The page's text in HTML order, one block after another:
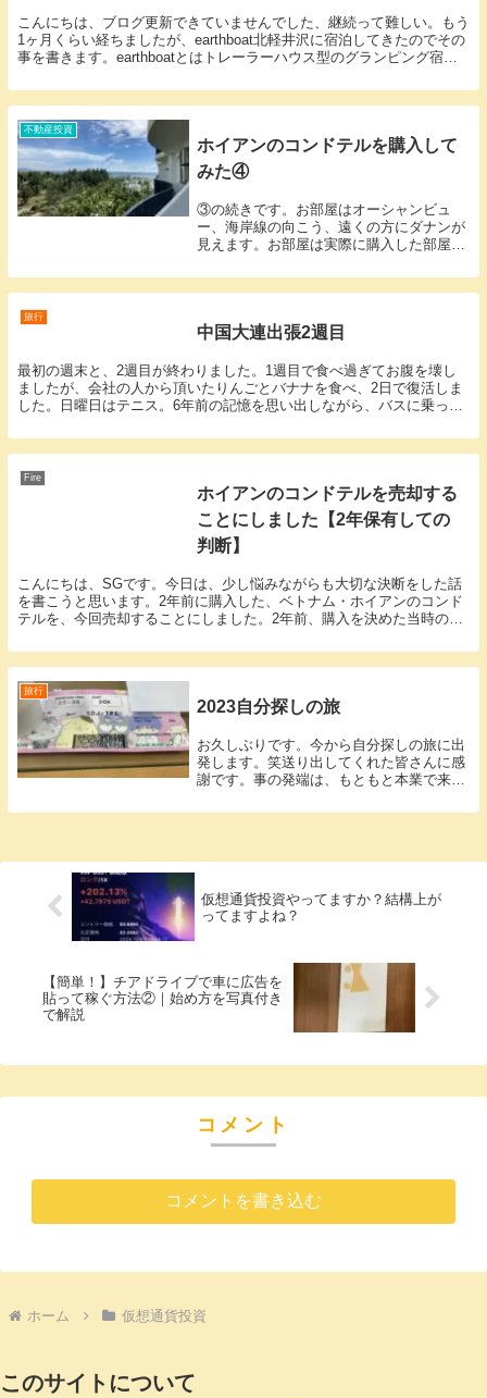
こんにちは、ブログ更新できていませんでした、継続って難しい。もう
1ヶ月くらい経ちましたが、earthboat北軽井沢に宿泊してきたのでその
事を書きます。earthboatとはトレーラーハウス型のグランピング宿泊
不動産投資
ホイアンのコンドテルを購入して
みた④
③の続きです。お部屋はオーシャンビュ
ー、海岸線の向こう、遠くの方にダナンが
見えます。お部屋は実際に購入した部屋
っていて、宿泊できず、少し狭いスタジオ
タイプのお部屋でした。それでも全然問題
旅行
中国大連出張2週目
最初の週末と、2週目が終わりました。1週目で食べ過ぎてお腹を壊し
ましたが、会社の人から頂いたりんごとバナナを食べ、2日で復活しま
した。日曜日はテニス。6年前の記憶を思い出しながら、バスに乗って
Fire
ホイアンのコンドテルを売却する
ことにしました【2年保有しての
判断】
こんにちは、SGです。今日は、少し悩みながらも大切な決断をした話
を書こうと思います。2年前に購入した、ベトナム・ホイアンのコンド
テルを、今回売却することにしました。2年前、購入を決めた当時の記
旅行
2023自分探しの旅
お久しぶりです。今から自分探しの旅に出
発します。笑送り出してくれた皆さんに感
謝です。事の発端は、もともと本業で来週
た。お盆休みも働くことになるので、振替
仮想通貨投資やってますか？結構上が
ってますよね？
【簡単！】チアドライブで車に広告を
貼って稼ぐ方法②｜始め方を写真付き
で解説
コメント
コメントを書き込む
ホーム 仮想通貨投資
このサイトについて